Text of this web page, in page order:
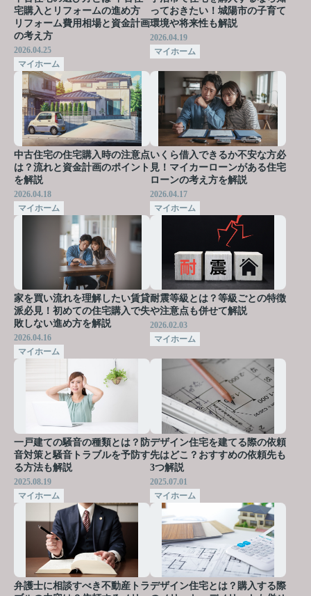
宅購入とリフォームの進め方
リフォーム費用相場と資金計画
の考え方
2026.04.25
マイホーム
っておきたい！城陽市の子育て
環境や将来性も解説
2026.04.19
マイホーム
中古住宅の住宅購入時の注意点
は？流れと資金計画のポイント
を解説
2026.04.18
マイホーム
いくら借入できるか不安な方必
見！マイカーローンがある住宅
ローンの考え方を解説
2026.04.17
マイホーム
家を買い流れを理解したい賃貸
派必見！初めての住宅購入で失
敗しない進め方を解説
2026.04.16
マイホーム
耐震等級とは？等級ごとの特徴
や注意点も併せて解説
2026.02.03
マイホーム
一戸建ての騒音の種類とは？防
音対策と騒音トラブルを予防す
る方法も解説
2025.08.19
マイホーム
デザイン住宅を建てる際の依頼
先はどこ？おすすめの依頼先も
3つ解説
2025.07.01
マイホーム
弁護士に相談すべき不動産トラデザイン住宅とは？購入する際